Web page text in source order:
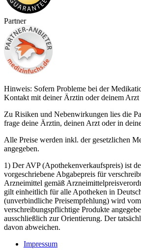
Partner
Hinweis: Sofern Probleme bei der
Kontakt mit deiner Ärztin oder deinem Arzt
Zu Risiken und Nebenwirkungen lies die
frage deine Ärztin, deinen Arzt oder in
Alle Preise werden inkl. der gesetzlichen
angegeben.
1) Der AVP (Apothekenverkaufspreis) ist
vorgeschriebene Abgabepreis für
Arzneimittel gemäß
gilt einheitlich für alle Apotheken in
(unverbindliche Preisempfehlung) wird
verschreibungspflichtige Produkte
ausschließlich zur Orientierung. Der
davon abweichen.
Impressum